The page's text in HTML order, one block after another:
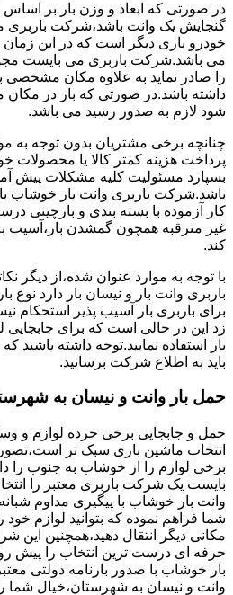
در صورتی که ابعاد و وزن بار بر اساس
گنجایش یک وانت باشد،شرکت باربری
خودرو باری دیگر است که در این زمان
می باشد.شرکت باربری می بایست
را صادر نماید به علاوه مکان مشخصی
داشته باشد.در صورتی که بار در
شود لازم به صدور رسید می باشد.
چنانچه برخی مشتریان بدون توجه به
پرداخت هزینه کمتر کالا یا محصولات
بسپارد مسئولیت کلیه مشکلات پیش
باشد.شرکت باربری وانت بار خوشاب
کار آزموده با بسته بندی و بارچینی
غیر مترقبه همچون گمشدن بار،آسیب
کند.
با توجه به موارد عنوان شده،از دیگر
باربری وانت بار و نیسان بار دارد نوع
برای باربری بار آسیب پذیر استحکام
زد این در حالی است که برای جابجایی
بار استفاده نمایید.توجه داشته باشید
باید به اطلاع شرکت برسانید.
حمل بار وانت و نیسان به
حمل و جابجایی برخی خرده لوازم و
انتخاب ماشین باری سبک تر
برخی لوازم را از خوشاب به جنوب را
بایست یک شرکت باربری معتبر را
وانت بار خوشاب با پیگیری مداوم
شما فراهم نموده که بتوانید لوازم
مکانی دیگر انتقال دهید،همچنین این
حرفه ای درست ترین انتخاب را پیش
بار خوشاب با صدور بارنامه دولتی
وانت و نیسان به شهرستان،خیال شما